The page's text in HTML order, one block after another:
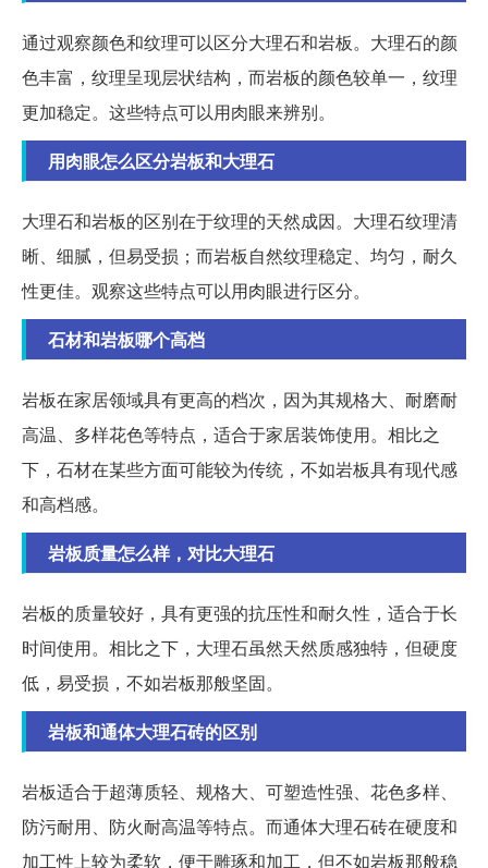
通过观察颜色和纹理可以区分大理石和岩板。大理石的颜
色丰富，纹理呈现层状结构，而岩板的颜色较单一，纹理
更加稳定。这些特点可以用肉眼来辨别。
用肉眼怎么区分岩板和大理石
大理石和岩板的区别在于纹理的天然成因。大理石纹理清
晰、细腻，但易受损；而岩板自然纹理稳定、均匀，耐久
性更佳。观察这些特点可以用肉眼进行区分。
石材和岩板哪个高档
岩板在家居领域具有更高的档次，因为其规格大、耐磨耐
高温、多样花色等特点，适合于家居装饰使用。相比之
下，石材在某些方面可能较为传统，不如岩板具有现代感
和高档感。
岩板质量怎么样，对比大理石
岩板的质量较好，具有更强的抗压性和耐久性，适合于长
时间使用。相比之下，大理石虽然天然质感独特，但硬度
低，易受损，不如岩板那般坚固。
岩板和通体大理石砖的区别
岩板适合于超薄质轻、规格大、可塑造性强、花色多样、
防污耐用、防火耐高温等特点。而通体大理石砖在硬度和
加工性上较为柔软，便于雕琢和加工，但不如岩板那般稳